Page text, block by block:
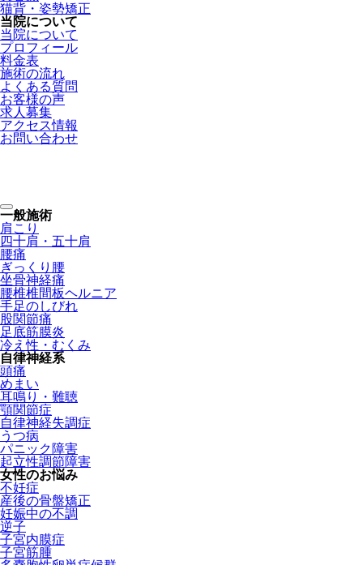
猫背・姿勢矯正
当院について
当院について
プロフィール
料金表
施術の流れ
よくある質問
お客様の声
求人募集
アクセス情報
お問い合わせ
一般施術
肩こり
四十肩・五十肩
腰痛
ぎっくり腰
坐骨神経痛
腰椎椎間板ヘルニア
手足のしびれ
股関節痛
足底筋膜炎
冷え性・むくみ
自律神経系
頭痛
めまい
耳鳴り・難聴
顎関節症
自律神経失調症
うつ病
パニック障害
起立性調節障害
女性のお悩み
不妊症
産後の骨盤矯正
妊娠中の不調
逆子
子宮内膜症
子宮筋腫